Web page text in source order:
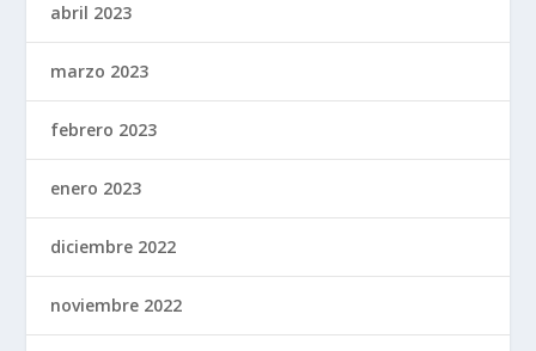
abril 2023
marzo 2023
febrero 2023
enero 2023
diciembre 2022
noviembre 2022